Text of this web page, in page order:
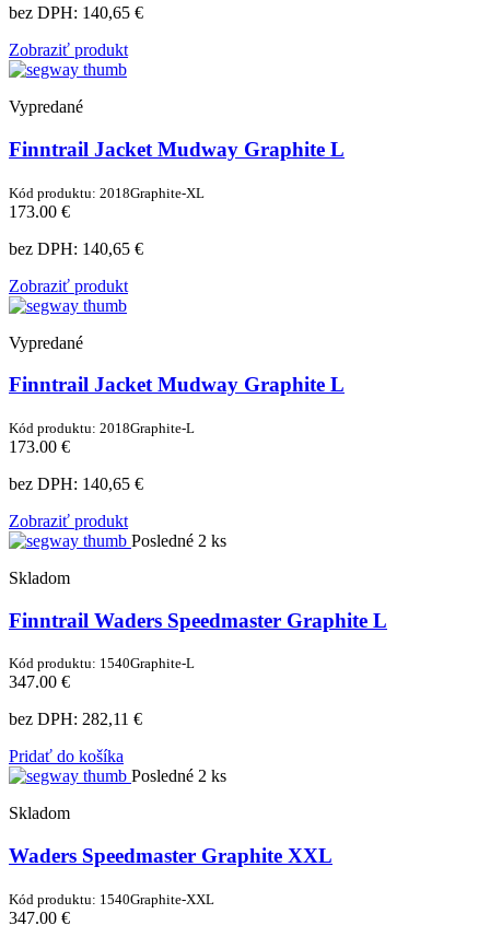
bez DPH: 140,65 €
Zobraziť produkt
Vypredané
Finntrail Jacket Mudway Graphite L
Kód produktu: 2018Graphite-XL
173.00 €
bez DPH: 140,65 €
Zobraziť produkt
Vypredané
Finntrail Jacket Mudway Graphite L
Kód produktu: 2018Graphite-L
173.00 €
bez DPH: 140,65 €
Zobraziť produkt
Posledné 2 ks
Skladom
Finntrail Waders Speedmaster Graphite L
Kód produktu: 1540Graphite-L
347.00 €
bez DPH: 282,11 €
Pridať do košíka
Posledné 2 ks
Skladom
Waders Speedmaster Graphite XXL
Kód produktu: 1540Graphite-XXL
347.00 €